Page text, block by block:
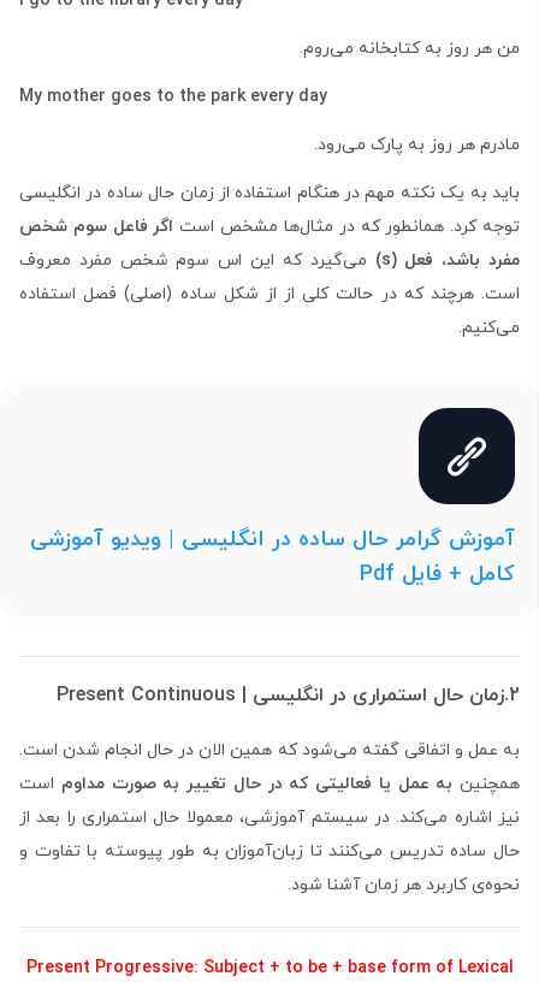
من هر روز به کتابخانه می‌روم.
My mother goes to the park every day
مادرم هر روز به پارک می‌رود.
باید به یک نکته مهم در هنگام استفاده از زمان حال ساده در انگلیسی
توجه کرد. همانطور که در مثال‌ها مشخص استاگر فاعل سوم شخص
مفرد باشد، فعل (s)
می‌گیرد که این اس سوم شخص مفرد معروف
است. هرچند که در حالت کلی از از شکل ساده (اصلی) فصل استفاده
می‌کنیم.
آموزش گرامر حال ساده در انگلیسی | ویدیو آموزشی
کامل + فایل Pdf
2.زمان حال استمراری در انگلیسی | Present Continuous
به عمل و اتفاقی گفته می‌شود که همین الان در حال انجام شدن است.
همچنین به عمل یا فعالیتی که در حال تغییر به صورت مداوم است
نیز اشاره می‌کند. در سیستم آموزشی، معمولا حال استمراری را بعد از
حال ساده تدریس می‌کنند تا زبان‌آموزان به طور پیوسته با تفاوت و
نحوه‌ی کاربرد هر زمان آشنا شود.
Present Progressive: Subject + to be + base form of Lexical